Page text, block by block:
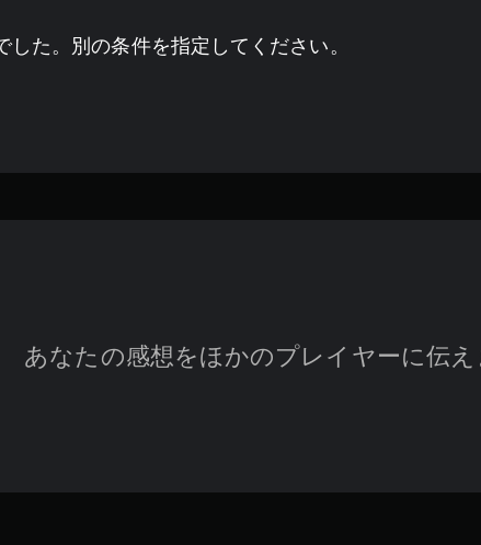
た。別の条件を指定してください。
あなたの感想をほかのプレイヤーに伝え